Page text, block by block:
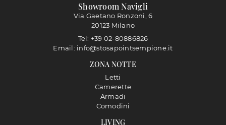
LIVING
ZONA NOTTE
Letti
Camerette
Armadi
Comodini
Showroom Navigli
Via Gaetano Ronzoni, 6
20123 Milano
Tel: +39 02-80886826
Email: info@stosapointsempione.it